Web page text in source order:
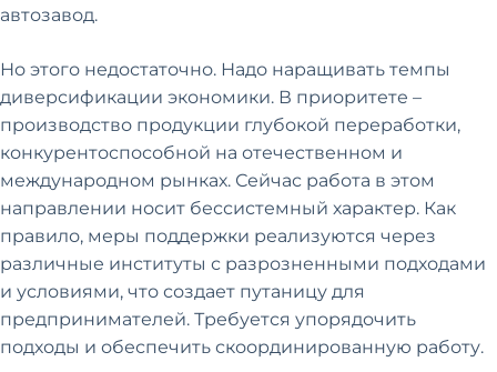
автозавод.
Но этого недостаточно. Надо наращивать темпы
диверсификации экономики. В приоритете –
производство продукции глубокой переработки,
конкурентоспособной на отечественном и
международном рынках. Сейчас работа в этом
направлении носит бессистемный характер. Как
правило, меры поддержки реализуются через
различные институты с разрозненными подходами
и условиями, что создает путаницу для
предпринимателей. Требуется упорядочить
подходы и обеспечить скоординированную работу.